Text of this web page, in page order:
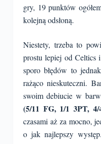
gry, 19 punktów
kolejną odsłoną.
Niestety, trzeba to
prostu lepiej od Celtics
sporo błędów to
rażąco nieskuteczni.
swoim debiucie w
(5/11 FG, 1/1 3PT,
czasami aż za mocno,
o jak najlepszy